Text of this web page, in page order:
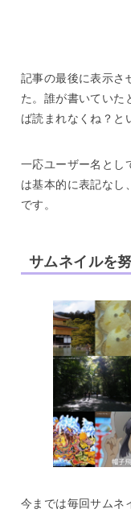
記事の最後に表示さ
た。誰が書いていた
ば読まれなくね？と
一応ユーザー名とし
は基本的に表記なし
です。
サムネイルを
今までは毎回サムネ